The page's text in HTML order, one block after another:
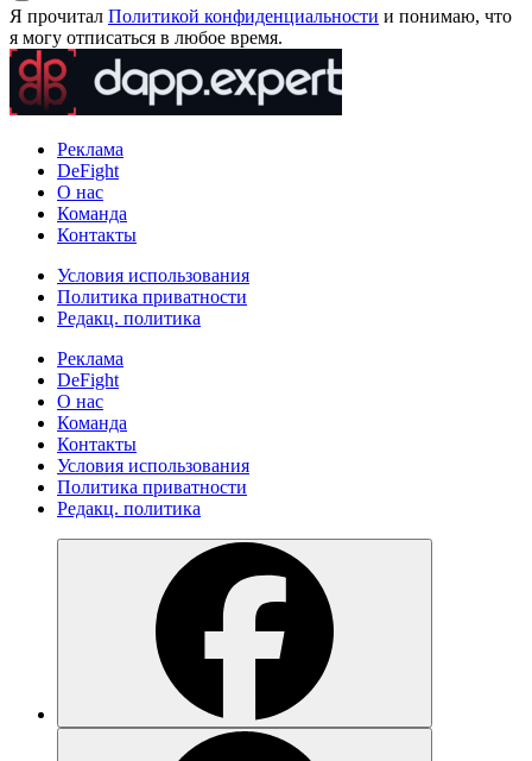
Я прочитал Политикой конфиденциальности и понимаю, что
я могу отписаться в любое время.
Реклама
DeFight
О нас
Команда
Контакты
Условия использования
Политика приватности
Редакц. политика
Реклама
DeFight
О нас
Команда
Контакты
Условия использования
Политика приватности
Редакц. политика